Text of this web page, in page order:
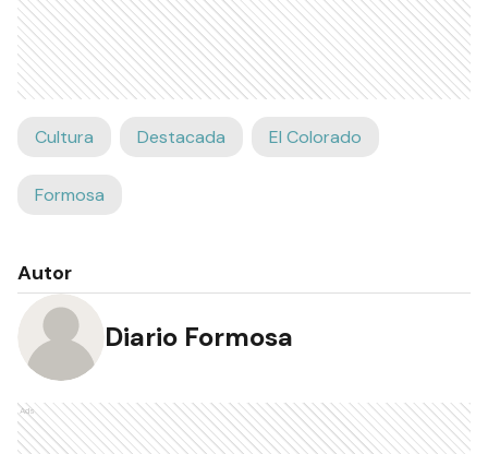
Cultura Destacada El Colorado
Formosa
Autor
Diario Formosa
Ads